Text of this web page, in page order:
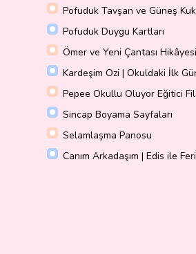
Pofuduk Tavşan ve Güneş
Pofuduk Duygu Kartları
Ömer ve Yeni Çantası Hikâyesi
Kardeşim Ozi | Okuldaki İlk
Pepee Okullu Oluyor Eğitici
Sincap Boyama Sayfaları
Selamlaşma Panosu
Canım Arkadaşım | Edis ile